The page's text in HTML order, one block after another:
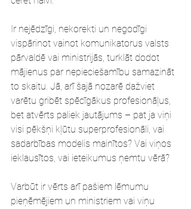
Ir nejēdzīgi, nekorekti un negodīgi
vispārinot vainot komunikatorus valsts
pārvaldē vai ministrijās, turklāt dodot
mājienus par nepieciešamību samazināt
to skaitu. Jā, arī šajā nozarē dažviet
varētu gribēt spēcīgākus profesionāļus,
bet atvērts paliek jautājums – pat ja viņi
visi pēkšņi kļūtu superprofesionāli, vai
sadarbības modelis mainītos? Vai viņos
ieklausītos, vai ieteikumus ņemtu vērā?
Varbūt ir vērts arī pašiem lēmumu
pieņēmējiem un ministriem vai viņu